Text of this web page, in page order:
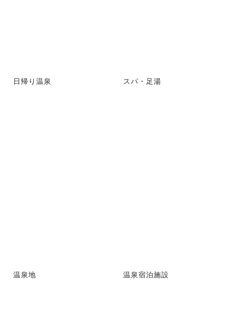
日帰り温泉 スパ・足湯
温泉地 温泉宿泊施設